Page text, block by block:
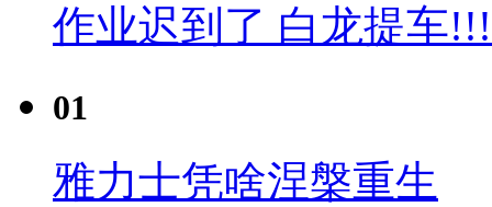
作业迟到了 白龙提车
01
雅力士凭啥涅槃重生